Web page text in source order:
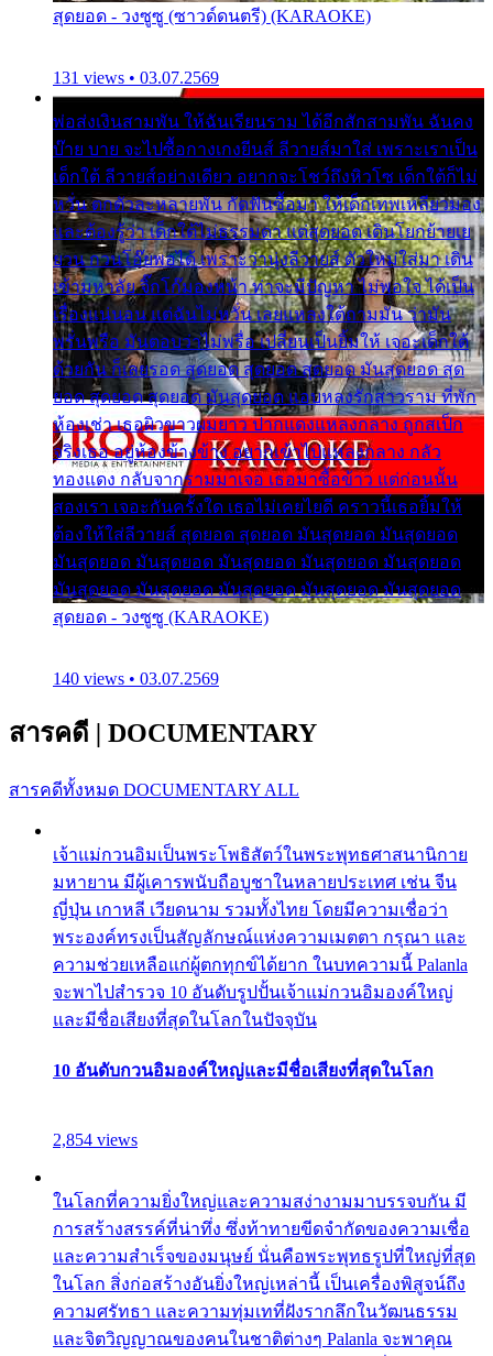
สุดยอด - วงซูซู (ซาวด์ดนตรี) (KARAOKE)
131 views • 03.07.2569
พ่อส่งเงินสามพัน ให้ฉันเรียนราม ได้อีกสักสามพัน ฉันคง
บ๊าย บาย จะไปซื้อกางเกงยีนส์ ลีวายส์มาใส่ เพราะเราเป็น
เด็กใต้ ลีวายส์อย่างเดียว อยากจะโชว์ถึงหิวโซ เด็กใต้ก็ไม่
หวั่น ตกตัวละหลายพัน กัดฟันซื้อมา ให้เด็กเทพเหลียวมอง
และต้องรู้ว่า เด็กใต้ไม่ธรรมดา แต่สุดยอด เดินโยกย้ายเย
ยวน กวนโอ๊ยพอได้ เพราะว่านุ่งลีวายส์ ตัวใหม่ใส่มา เดิน
เข้ามหาลัย จิ๊กโก๊มองหน้า ท่าจะมีปัญหา ไม่พอใจ ได้เป็น
เรื่องแน่นอน แต่ฉันไม่หวั่น เลยแหลงใต้ถามมัน ว่ามัน
พรั่นพรือ มันตอบว่าไม่พรื่อ เปลี่ยนเป็นยิ้มให้ เจอะเด็กใต้
ด้วยกัน ก็เลยรอด สุดยอด สุดยอด สุดยอด มันสุดยอด สุด
ยอด สุดยอด สุดยอด มันสุดยอด แอบหลงรักสาวราม ที่พัก
ห้องเช่า เธอผิวขาวผมยาว ปากแดงแหลงกลาง ถูกสเป็ก
จริงเธอ อยู่ห้องข้างข้าง อยากเข้าไปแหลงกลาง กลัว
ทองแดง กลับจากรามมาเจอ เธอมาซื้อข้าว แต่ก่อนนั้น
สองเรา เจอะกันครั้งใด เธอไม่เคยไยดี คราวนี้เธอยิ้มให้
ต้องให้ใส่ลีวายส์ สุดยอด สุดยอด มันสุดยอด มันสุดยอด
มันสุดยอด มันสุดยอด มันสุดยอด มันสุดยอด มันสุดยอด
มันสุดยอด มันสุดยอด มันสุดยอด มันสุดยอด มันสุดยอด
สุดยอด - วงซูซู (KARAOKE)
140 views • 03.07.2569
สารคดี | DOCUMENTARY
สารคดีทั้งหมด DOCUMENTARY ALL
เจ้าแม่กวนอิมเป็นพระโพธิสัตว์ในพระพุทธศาสนานิกาย
มหายาน มีผู้เคารพนับถือบูชาในหลายประเทศ เช่น จีน
ญี่ปุ่น เกาหลี เวียดนาม รวมทั้งไทย โดยมีความเชื่อว่า
พระองค์ทรงเป็นสัญลักษณ์แห่งความเมตตา กรุณา และ
ความช่วยเหลือแก่ผู้ตกทุกข์ได้ยาก ในบทความนี้ Palanla
จะพาไปสำรวจ 10 อันดับรูปปั้นเจ้าแม่กวนอิมองค์ใหญ่
และมีชื่อเสียงที่สุดในโลกในปัจจุบัน
10 อันดับกวนอิมองค์ใหญ่และมีชื่อเสียงที่สุดในโลก
2,854 views
ในโลกที่ความยิ่งใหญ่และความสง่างามมาบรรจบกัน มี
การสร้างสรรค์ที่น่าทึ่ง ซึ่งท้าทายขีดจำกัดของความเชื่อ
และความสำเร็จของมนุษย์ นั่นคือพระพุทธรูปที่ใหญ่ที่สุด
ในโลก สิ่งก่อสร้างอันยิ่งใหญ่เหล่านี้ เป็นเครื่องพิสูจน์ถึง
ความศรัทธา และความทุ่มเทที่ฝังรากลึกในวัฒนธรรม
และจิตวิญญาณของคนในชาติต่างๆ Palanla จะพาคุณ